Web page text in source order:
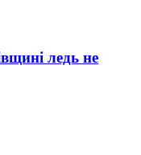
ледь не